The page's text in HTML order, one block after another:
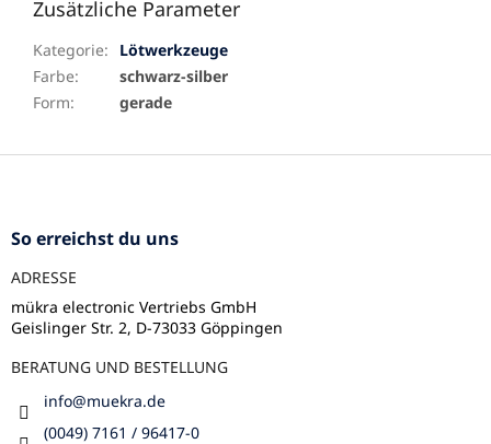
Zusätzliche Parameter
Kategorie:
Lötwerkzeuge
Farbe:
schwarz-silber
Form: gerade
F
So erreichst du uns
ADRESSE
mükra electronic Vertriebs GmbH
Geislinger Str. 2, D-73033 Göppingen
BERATUNG UND BESTELLUNG
info@muekra.de
(0049) 7161 / 96417-0